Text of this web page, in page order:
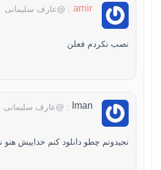
amir : @عارف سلیمانی
نصب نکردم فعلن
Iman : @عارف سلیمانی
نجیدونم چطو دانلود کنم خداییش هنو